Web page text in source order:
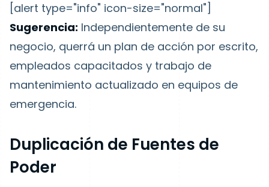
[alert type="info" icon-size="normal"]
Sugerencia: Independientemente de su
negocio, querrá un plan de acción por escrito,
empleados capacitados y trabajo de
mantenimiento actualizado en equipos de
emergencia.
Duplicación de Fuentes de
Poder